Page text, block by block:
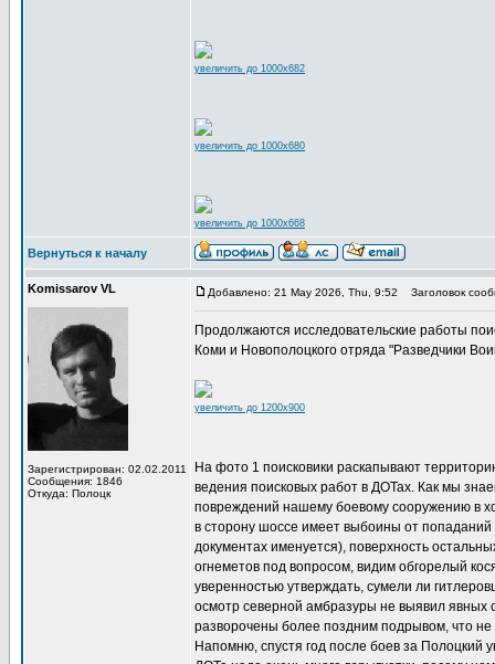
увеличить до 1000x682
увеличить до 1000x680
увеличить до 1000x668
Вернуться к началу
Komissarov VL
Зарегистрирован: 02.02.2011
Сообщения: 1846
Откуда: Полоцк
Добавлено: 21 May 2026, Thu, 9:52 Заголовок
Продолжаются исследовательские работы
Коми и Новополоцкого отряда "Разведчики
увеличить до 1200x900
На фото 1 поисковики раскапывают
ведения поисковых работ в ДОТах. Как мы
повреждений нашему боевому сооружению в
в сторону шоссе имеет выбоины от
документах именуется), поверхность
огнеметов под вопросом, видим обгорелый
уверенностью утверждать, сумели ли
осмотр северной амбразуры не выявил
разворочены более поздним подрывом, что
Напомню, спустя год после боев за